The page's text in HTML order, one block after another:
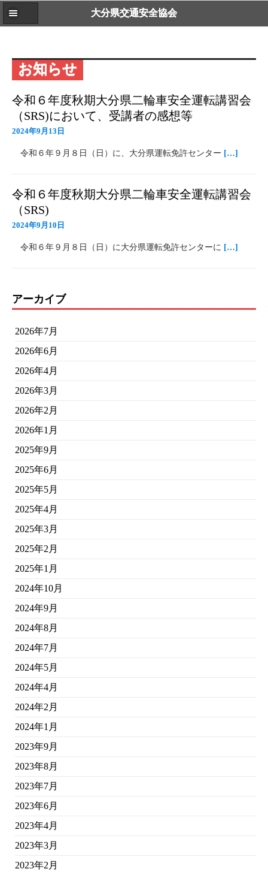
大分県交通安全協会
お知らせ
令和６年度秋期大分県二輪車安全運転講習会
（SRS)において、受講者の感想等
2024年9月13日
令和６年９月８日（日）に、大分県運転免許センター […]
令和６年度秋期大分県二輪車安全運転講習会
（SRS)
2024年9月10日
令和６年９月８日（日）に大分県運転免許センターに […]
アーカイブ
2026年7月
2026年6月
2026年4月
2026年3月
2026年2月
2026年1月
2025年9月
2025年6月
2025年5月
2025年4月
2025年3月
2025年2月
2025年1月
2024年10月
2024年9月
2024年8月
2024年7月
2024年5月
2024年4月
2024年2月
2024年1月
2023年9月
2023年8月
2023年7月
2023年6月
2023年4月
2023年3月
2023年2月